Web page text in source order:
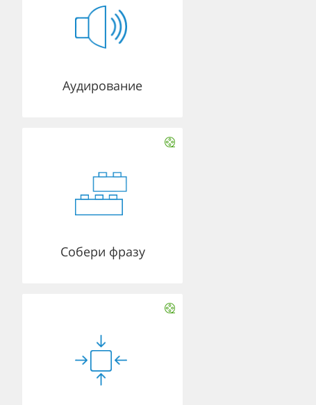
Аудирование
Собери фразу